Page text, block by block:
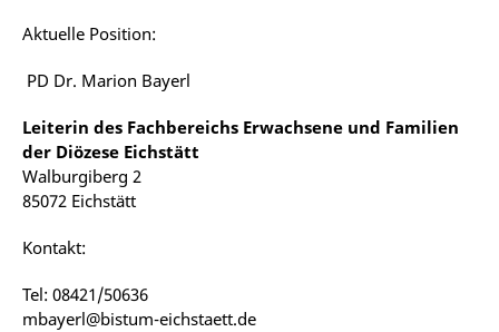
Aktuelle Position:
PD Dr. Marion Bayerl
Leiterin des Fachbereichs Erwachsene und Familien
der Diözese Eichstätt
Walburgiberg 2
85072 Eichstätt
Kontakt:
Tel: 08421/50636
mbayerl@bistum-eichstaett.de